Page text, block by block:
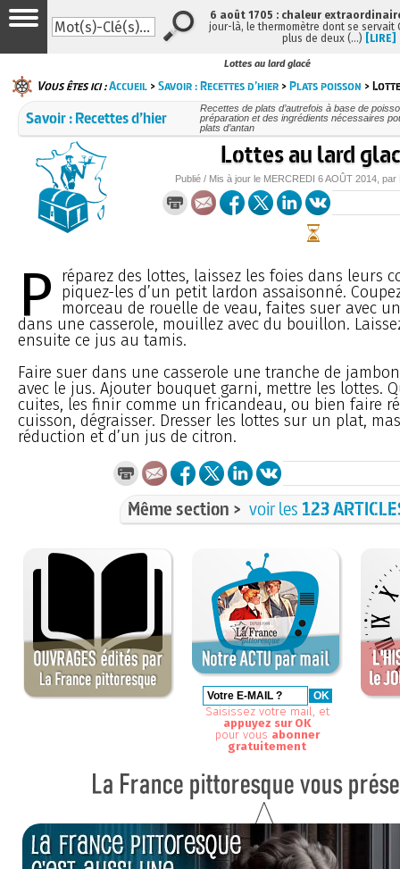
Lottes au lard glacé
Vous êtes ici :Accueil >Savoir : Recettes d’hier >Plats poisson >
Savoir : Recettes d’hier
Recettes de plats d’autrefois à base de
préparation et des ingrédients nécessaires
plats d’antan
Lottes au lard
Publié / Mis à jour le MERCREDI 6 AOÛT 2014 , par
P réparez des lottes, laissez les foies dans leurs
piquez-les d’un petit lardon assaisonné.
morceau de rouelle de veau, faites suer avec
dans une casserole, mouillez avec du bouillon.
ensuite ce jus au tamis.
Faire suer dans une casserole une tranche de
avec le jus. Ajouter bouquet garni, mettre les lottes.
cuites, les finir comme un fricandeau, ou bien faire
cuisson, dégraisser. Dresser les lottes sur un plat,
réduction et d’un jus de citron.
Même section > voir les 123
Saisissez votre mail, et
appuyez sur OK
pour vous abonner
gratuitement
6 août 1705 : chaleur
jour-là, le thermomètre dont se servait
plus de deux (…) [LIRE]